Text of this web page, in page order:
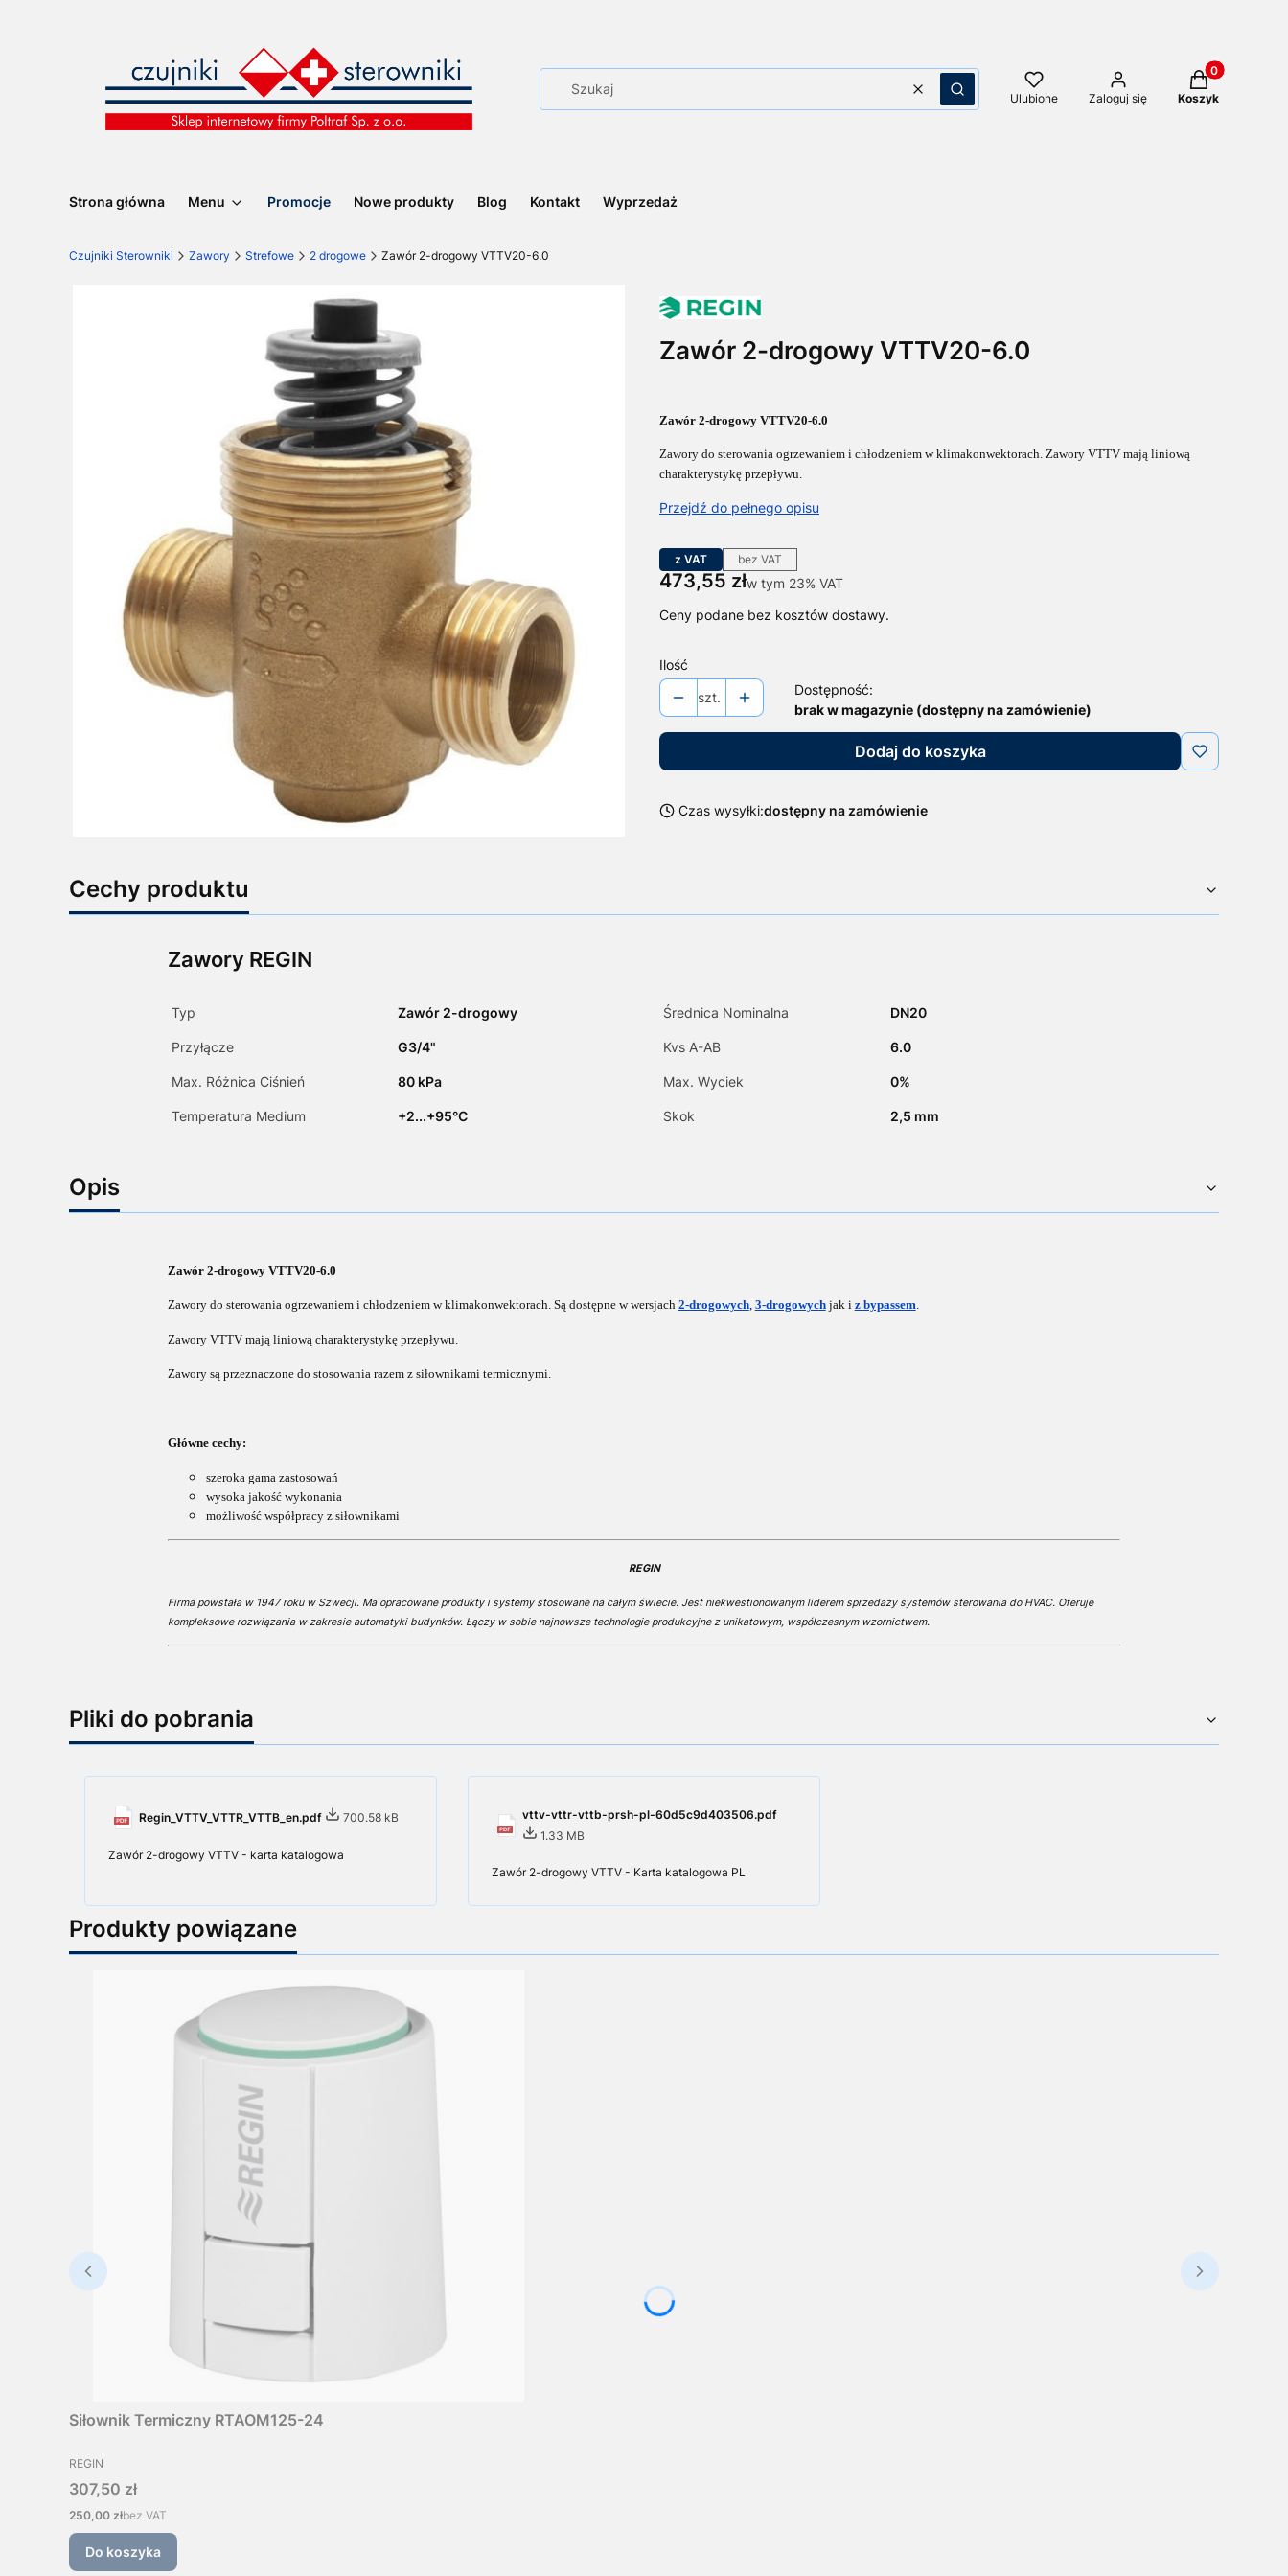
WyczyśćSzukaj Ulubione Zaloguj się
Produkty w
Koszyk
Strona główna Menu Promocje Nowe produkty Blog Kontakt Wyprzedaż
Czujniki Sterowniki Zawory Strefowe 2 drogowe Zawór 2-drogowy VTTV20-6.0
Zawór 2-drogowy VTTV20-6.0
Zawór 2-drogowy VTTV20-6.0
Zawory do sterowania ogrzewaniem i chłodzeniem w klimakonwektorach. Zawory VTTV mają liniową
charakterystykę przepływu.
Przejdź do pełnego opisu
z VAT bez VAT
Cena
473,55 złw tym 23% VAT
w tym 23% VAT
Ceny podane bez kosztów dostawy.
Ilość
szt.
Dostępność:
brak w magazynie (dostępny na zamówienie)
Dodaj do koszyka
Czas wysyłki:dostępny na zamówienie
Cechy produktu
Zawory REGIN
Typ Zawór 2-drogowy Średnica Nominalna DN20
Przyłącze G3/4" Kvs A-AB 6.0
Max. Różnica Ciśnień 80 kPa Max. Wyciek 0%
Temperatura Medium +2...+95°C Skok 2,5 mm
Opis
Zawór 2-drogowy VTTV20-6.0
Zawory do sterowania ogrzewaniem i chłodzeniem w klimakonwektorach. Są dostępne w wersjach 2-drogowych, 3-drogowychjak i z bypassem.
Zawory VTTV mają liniową charakterystykę przepływu.
Zawory są przeznaczone do stosowania razem z siłownikami termicznymi.
Główne cechy:
szeroka gama zastosowań
wysoka jakość wykonania
możliwość współpracy z siłownikami
REGIN
Firma powstała w 1947 roku w Szwecji. Ma opracowane produkty i systemy stosowane na całym świecie. Jest niekwestionowanym liderem sprzedaży systemów sterowania do HVAC. Oferuje
kompleksowe rozwiązania w zakresie automatyki budynków. Łączy w sobie najnowsze technologie produkcyjne z unikatowym, współczesnym wzornictwem.
Pliki do pobrania
Regin_VTTV_VTTR_VTTB_en.pdf 700.58 kB
Zawór 2-drogowy VTTV - karta katalogowa
vttv-vttr-vttb-prsh-pl-60d5c9d403506.pdf
1.33 MB
Zawór 2-drogowy VTTV - Karta katalogowa PL
Produkty powiązane
Siłownik Termiczny RTAOM125-24
PRODUCENT
REGIN
Cena
307,50 zł
Cena
250,00 złbez VAT
Do koszyka